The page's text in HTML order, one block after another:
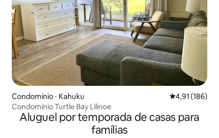
Condomínio ⋅ Kahuku 4,91 de uma
4,91 (186)
Condomínio Turtle Bay Lilinoe
Aluguel por temporada de casas para
famílias